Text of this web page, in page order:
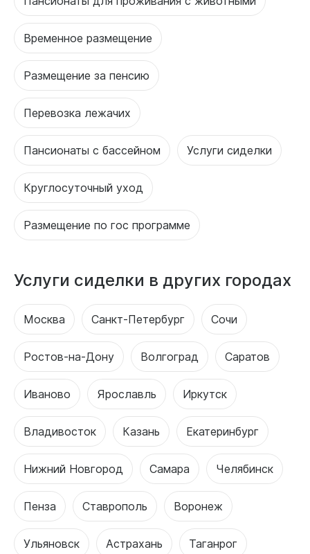
Временное размещение
Размещение за пенсию
Перевозка лежачих
Пансионаты с бассейном Услуги сиделки
Круглосуточный уход
Размещение по гос программе
Услуги сиделки в других городах
Москва Санкт-Петербург Сочи
Ростов-на-Дону Волгоград Саратов
Иваново Ярославль Иркутск
Владивосток Казань Екатеринбург
Нижний Новгород Самара Челябинск
Пенза Ставрополь Воронеж
Ульяновск Астрахань Таганрог